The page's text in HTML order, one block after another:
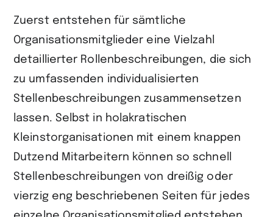
Zuerst entstehen für sämtliche
Organisationsmitglieder eine Vielzahl
detaillierter Rollenbeschreibungen, die sich
zu umfassenden individualisierten
Stellenbeschreibungen zusammensetzen
lassen. Selbst in holakratischen
Kleinstorganisationen mit einem knappen
Dutzend Mitarbeitern können so schnell
Stellenbeschreibungen von dreißig oder
vierzig eng beschriebenen Seiten für jedes